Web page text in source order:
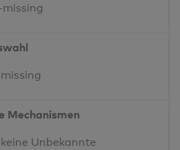
Mechanismen
Unbekannte